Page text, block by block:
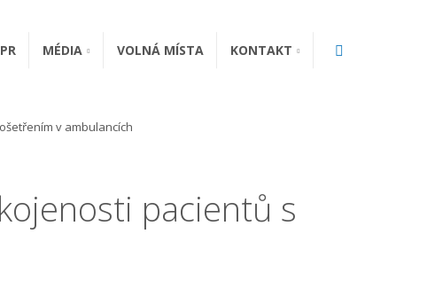
MÉDIA VOLNÁ MÍSTA KONTAKT
v ambulancích
pacientů s